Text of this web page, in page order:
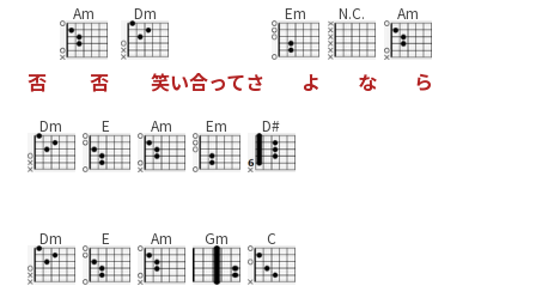
否
Am
否
Dm
笑い合ってさ
Em
よ
N.C.
な
Am
ら
Dm E Am Em D#
Dm E Am Gm C